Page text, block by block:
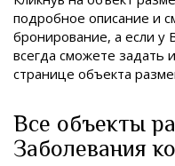
подробное описание и
бронирование, а если у
всегда сможете задать
странице объекта
Все объекты
Заболевания